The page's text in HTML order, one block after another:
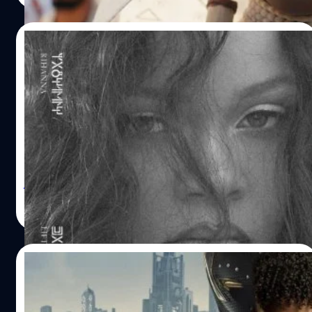
เล่าเรื่องราวของ ราชินีรามอนด้า (แองเจลา บาสเซตต์ -
Angela Bassett) ชูรี (เลทิเทีย ไรท์ - Letitia Wright) เอ็มบา
คู (วินสตัน ดุ๊ก - Winston Duke) และโอโคเย (ดาไน กูริรา -
Danai Gurira) ที่ต้องต่อสู้เพื่อปกป้องวาคานด้าจากการ
แทรกแซงของเหล่ามหาอำนาจโลก…
28/10/2022
มาแล้ว! Rihanna ปล่อยเพลงใหม่ “Lift Me
Up” ประกอบ ‘Black Panther: Wakanda
Forever’
หลังจากที่มีข่าวว่า รีฮันนา (Rihanna) จะพักการเป็นแม่ค้าและ
กลับมาจับไมค์ร้องเพลงอีกครั้ง กับผลงานประกอบภาพยนตร์
เรื่อง ‘Black Panther: Wakanda Forever’ ล่าสุดทางตัวรีฮัน
นาก็ได้ปล่อยเพลงดังกล่าวออกมาแล้ว โดยใช้ชื่อว่า "Lift Me
Up" ซึ่งเป็นบทเพลงที่อุทิศให้กับการจากไปของ แชดวิก โบส
แมน (Chadwick Boseman) ด้วย "Lift Me Up" เขียนเนื้อร้อง
โดย Tems ศิลปินชาวไนจีเรีย โดยได้ ลุดวิก เยอรันส์ซอน
(Ludwig Göransson) และผู้กำกับ ไรอัน คูเกลอร์ (Ryan
Coogler) รับหน้าเป็นโปรดิวเซอร์หลักของเพลง ปัจจุบันรีฮันนา
ผันตัวจากนักร้องมาเป็นแม่ค้าเครื่องสำอางเต็มตัว กับแบรนด์
Fenty ที่เธอนั่งแท่นเป็นผู้ก่อตั้งและซีอีโอของบริษัท เธอห่าง
หายจากการทำเพลงไปนานถึง 6 ปีเต็ม นับตั้งแต่ผลงานล่าสุด
วิทวัส ปัญญาเลิศวุฒิ | 1378 days ago
Read More
คำวิจารณ์แรก ‘Black Panther 2’ มาแล้ว